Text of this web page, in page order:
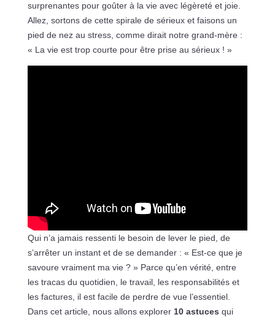
surprenantes pour goûter à la vie avec légèreté et joie.
Allez, sortons de cette spirale de sérieux et faisons un
pied de nez au stress, comme dirait notre grand-mère :
« La vie est trop courte pour être prise au sérieux ! »
Qui n’a jamais ressenti le besoin de lever le pied, de
s’arrêter un instant et de se demander : « Est-ce que je
savoure vraiment ma vie ? » Parce qu’en vérité, entre
les tracas du quotidien, le travail, les responsabilités et
les factures, il est facile de perdre de vue l’essentiel.
Dans cet article, nous allons explorer 10 astuces qui